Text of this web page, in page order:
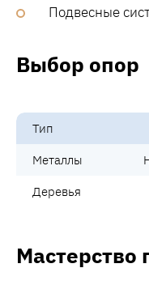
Подвесные
Выбор опор
Тип
Металлы
Деревья
Мастерство